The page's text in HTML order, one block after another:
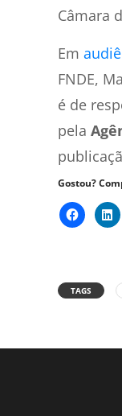
Câmara
Em
FNDE,
é de
pela
Gostou?
TAGS